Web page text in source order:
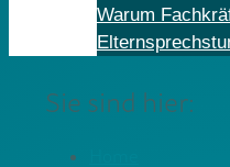
Warum
Sie sind hier: